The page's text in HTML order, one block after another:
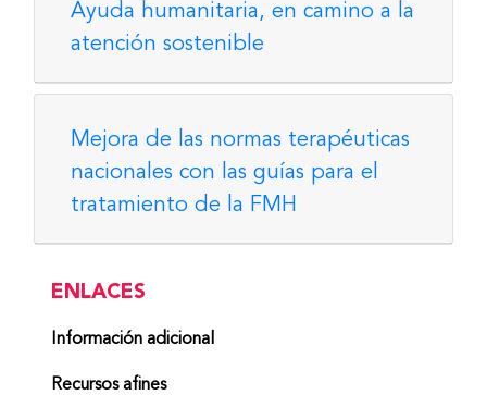
ENLACES
Información adicional
Recursos afines
Ayuda humanitaria, en camino a la
atención sostenible
Mejora de las normas terapéuticas
nacionales con las guías para el
tratamiento de la FMH